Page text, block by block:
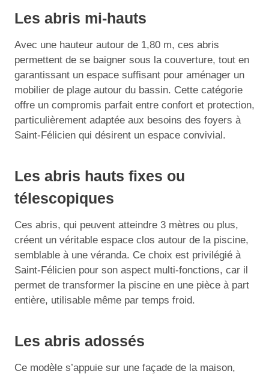
Les abris mi-hauts
Avec une hauteur autour de 1,80 m, ces abris
permettent de se baigner sous la couverture, tout en
garantissant un espace suffisant pour aménager un
mobilier de plage autour du bassin. Cette catégorie
offre un compromis parfait entre confort et protection,
particulièrement adaptée aux besoins des foyers à
Saint-Félicien qui désirent un espace convivial.
Les abris hauts fixes ou
télescopiques
Ces abris, qui peuvent atteindre 3 mètres ou plus,
créent un véritable espace clos autour de la piscine,
semblable à une véranda. Ce choix est privilégié à
Saint-Félicien pour son aspect multi-fonctions, car il
permet de transformer la piscine en une pièce à part
entière, utilisable même par temps froid.
Les abris adossés
Ce modèle s’appuie sur une façade de la maison,